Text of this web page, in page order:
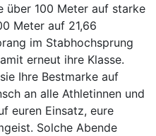
über 100 Meter auf starke
Meter auf 21,66
im Stabhochsprung
erneut ihre Klasse.
Ihre Bestmarke auf
an alle Athletinnen und
euren Einsatz, eure
Solche Abende